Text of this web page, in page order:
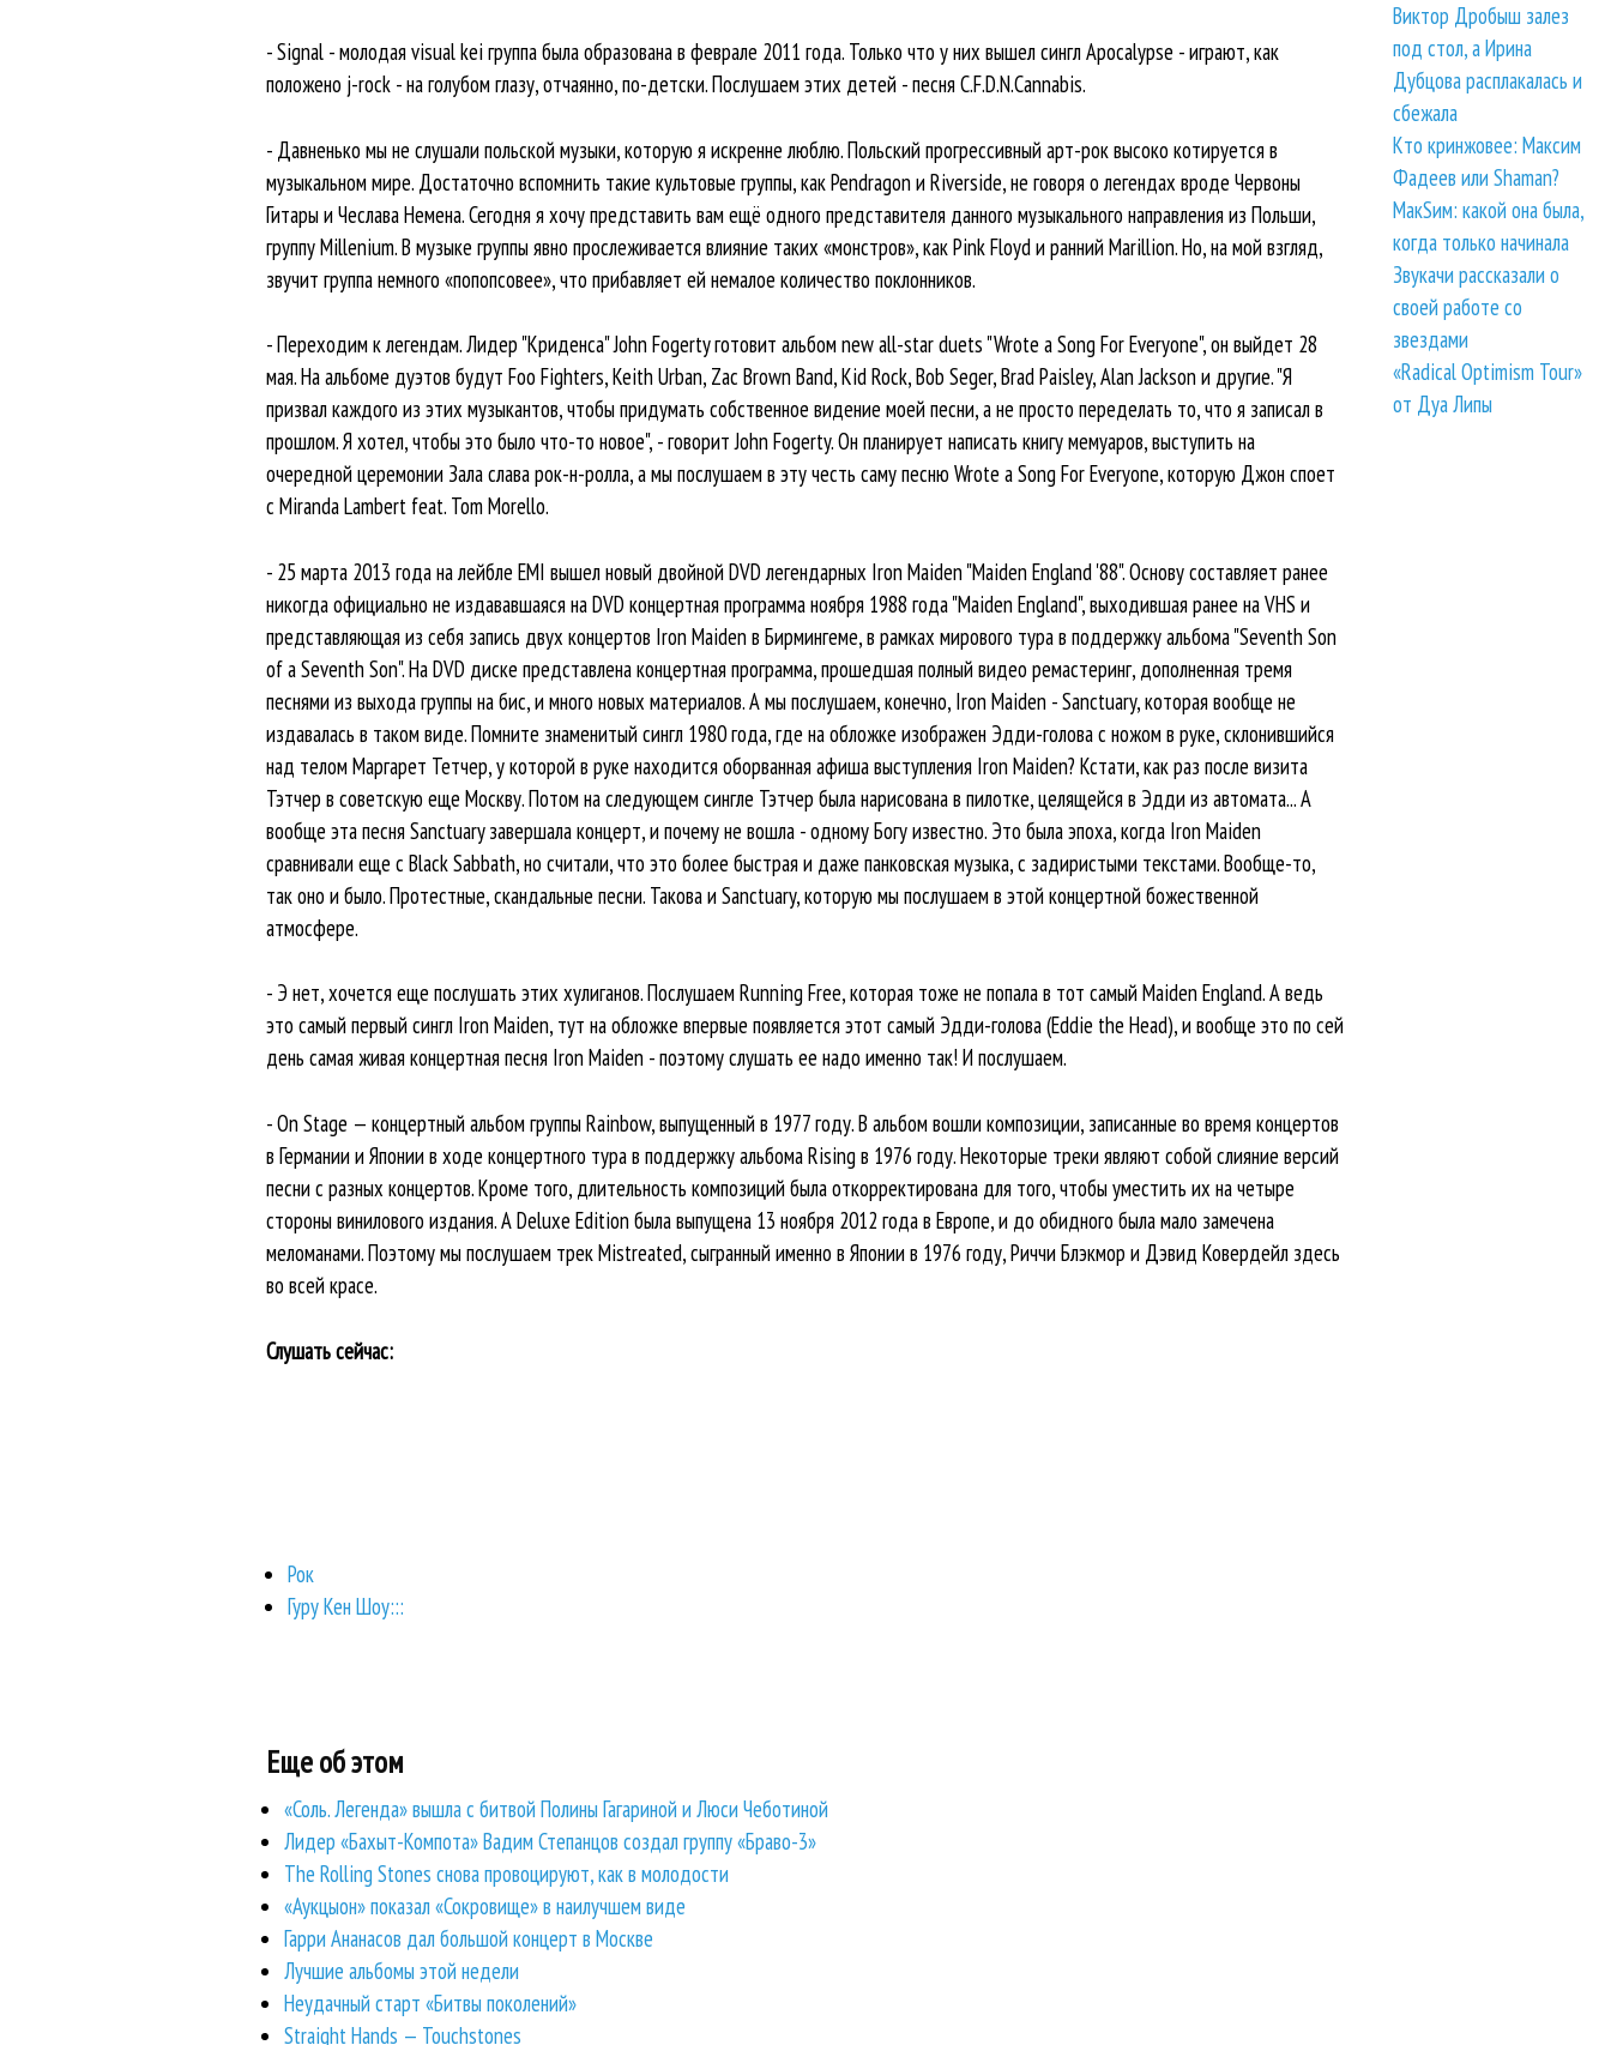
- Signal - молодая visual kei группа была образована в феврале 2011 года. Только что у них вышел сингл Apocalypse - играют, как
положено j-rock - на голубом глазу, отчаянно, по-детски. Послушаем этих детей - песня C.F.D.N.Cannabis.
- Давненько мы не слушали польской музыки, которую я искренне люблю. Польский прогрессивный арт-рок высоко котируется в
музыкальном мире. Достаточно вспомнить такие культовые группы, как Pendragon и Riverside, не говоря о легендах вроде Червоны
Гитары и Чеслава Немена. Сегодня я хочу представить вам ещё одного представителя данного музыкального направления из Польши,
группу Millenium. В музыке группы явно прослеживается влияние таких «монстров», как Pink Floyd и ранний Marillion. Но, на мой взгляд,
звучит группа немного «попопсовее», что прибавляет ей немалое количество поклонников.
- Переходим к легендам. Лидер "Криденса" John Fogerty готовит альбом new all-star duets "Wrote a Song For Everyone", он выйдет 28
мая. На альбоме дуэтов будут Foo Fighters, Keith Urban, Zac Brown Band, Kid Rock, Bob Seger, Brad Paisley, Alan Jackson и другие. "Я
призвал каждого из этих музыкантов, чтобы придумать собственное видение моей песни, а не просто переделать то, что я записал в
прошлом. Я хотел, чтобы это было что-то новое", - говорит John Fogerty. Он планирует написать книгу мемуаров, выступить на
очередной церемонии Зала слава рок-н-ролла, а мы послушаем в эту честь саму песню Wrote a Song For Everyone, которую Джон споет
с Miranda Lambert feat. Tom Morello.
- 25 марта 2013 года на лейбле EMI вышел новый двойной DVD легендарных Iron Maiden "Maiden England '88". Основу составляет ранее
никогда официально не издававшаяся на DVD концертная программа ноября 1988 года "Maiden England", выходившая ранее на VHS и
представляющая из себя запись двух концертов Iron Maiden в Бирмингеме, в рамках мирового тура в поддержку альбома "Seventh Son
of a Seventh Son". На DVD диске представлена концертная программа, прошедшая полный видео ремастеринг, дополненная тремя
песнями из выхода группы на бис, и много новых материалов. А мы послушаем, конечно, Iron Maiden - Sanctuary, которая вообще не
издавалась в таком виде. Помните знаменитый сингл 1980 года, где на обложке изображен Эдди-голова с ножом в руке, склонившийся
над телом Маргарет Тетчер, у которой в руке находится оборванная афиша выступления Iron Maiden? Кстати, как раз после визита
Тэтчер в советскую еще Москву. Потом на следующем сингле Тэтчер была нарисована в пилотке, целящейся в Эдди из автомата... А
вообще эта песня Sanctuary завершала концерт, и почему не вошла - одному Богу известно. Это была эпоха, когда Iron Maiden
сравнивали еще с Black Sabbath, но считали, что это более быстрая и даже панковская музыка, с задиристыми текстами. Вообще-то,
так оно и было. Протестные, скандальные песни. Такова и Sanctuary, которую мы послушаем в этой концертной божественной
атмосфере.
- Э нет, хочется еще послушать этих хулиганов. Послушаем Running Free, которая тоже не попала в тот самый Maiden England. А ведь
это самый первый сингл Iron Maiden, тут на обложке впервые появляется этот самый Эдди-голова (Eddie the Head), и вообще это по сей
день самая живая концертная песня Iron Maiden - поэтому слушать ее надо именно так! И послушаем.
- On Stage — концертный альбом группы Rainbow, выпущенный в 1977 году. В альбом вошли композиции, записанные во время концертов
в Германии и Японии в ходе концертного тура в поддержку альбома Rising в 1976 году. Некоторые треки являют собой слияние версий
песни с разных концертов. Кроме того, длительность композиций была откорректирована для того, чтобы уместить их на четыре
стороны винилового издания. А Deluxe Edition была выпущена 13 ноября 2012 года в Европе, и до обидного была мало замечена
меломанами. Поэтому мы послушаем трек Mistreated, сыгранный именно в Японии в 1976 году, Риччи Блэкмор и Дэвид Ковердейл здесь
во всей красе.
Слушать сейчас:
Рок
Гуру Кен Шоу:::
Еще об этом
«Соль. Легенда» вышла с битвой Полины Гагариной и Люси Чеботиной
Лидер «Бахыт-Компота» Вадим Степанцов создал группу «Браво-3»
The Rolling Stones снова провоцируют, как в молодости
«Аукцыон» показал «Сокровище» в наилучшем виде
Гарри Ананасов дал большой концерт в Москве
Лучшие альбомы этой недели
Неудачный старт «Битвы поколений»
Straight Hands — Touchstones
Виктор Дробыш залез
под стол, а Ирина
Дубцова расплакалась и
сбежала
Кто кринжовее: Максим
Фадеев или Shaman?
МакSим: какой она была,
когда только начинала
Звукачи рассказали о
своей работе со
звездами
«Radical Optimism Tour»
от Дуа Липы